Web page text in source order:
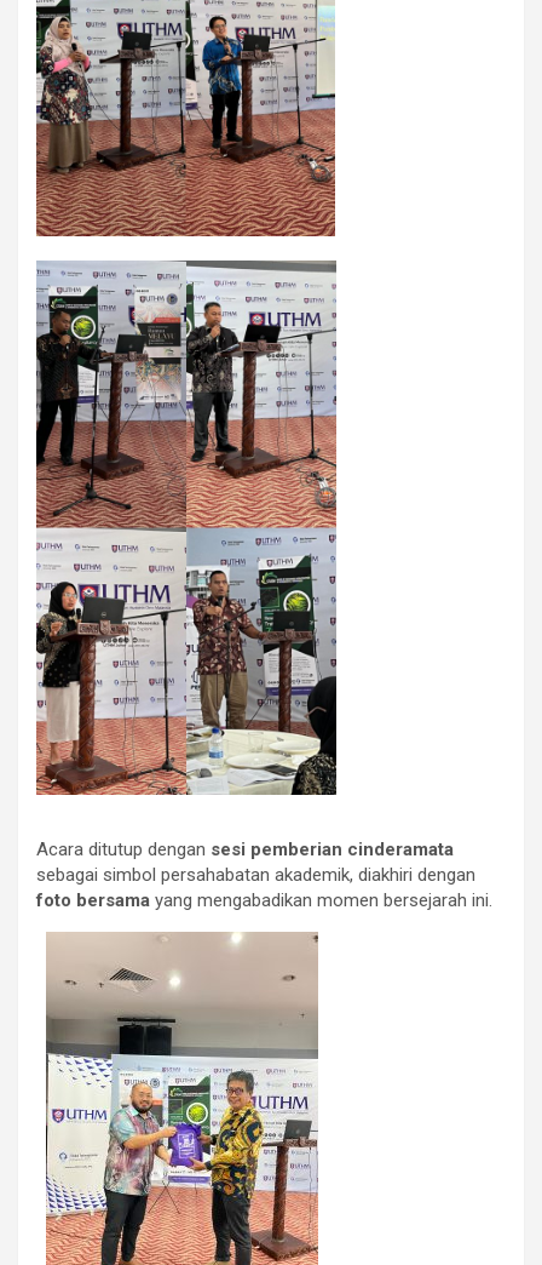
Acara ditutup dengan sesi pemberian cinderamata
sebagai simbol persahabatan akademik, diakhiri dengan
foto bersama yang mengabadikan momen bersejarah ini.